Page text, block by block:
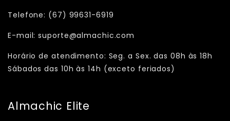
Telefone: (67) 99631-6919
E-mail: suporte@almachic.com
Horário de atendimento: Seg. a Sex. das 08h às 18h
Sábados das 10h às 14h (exceto feriados)
Almachic Elite